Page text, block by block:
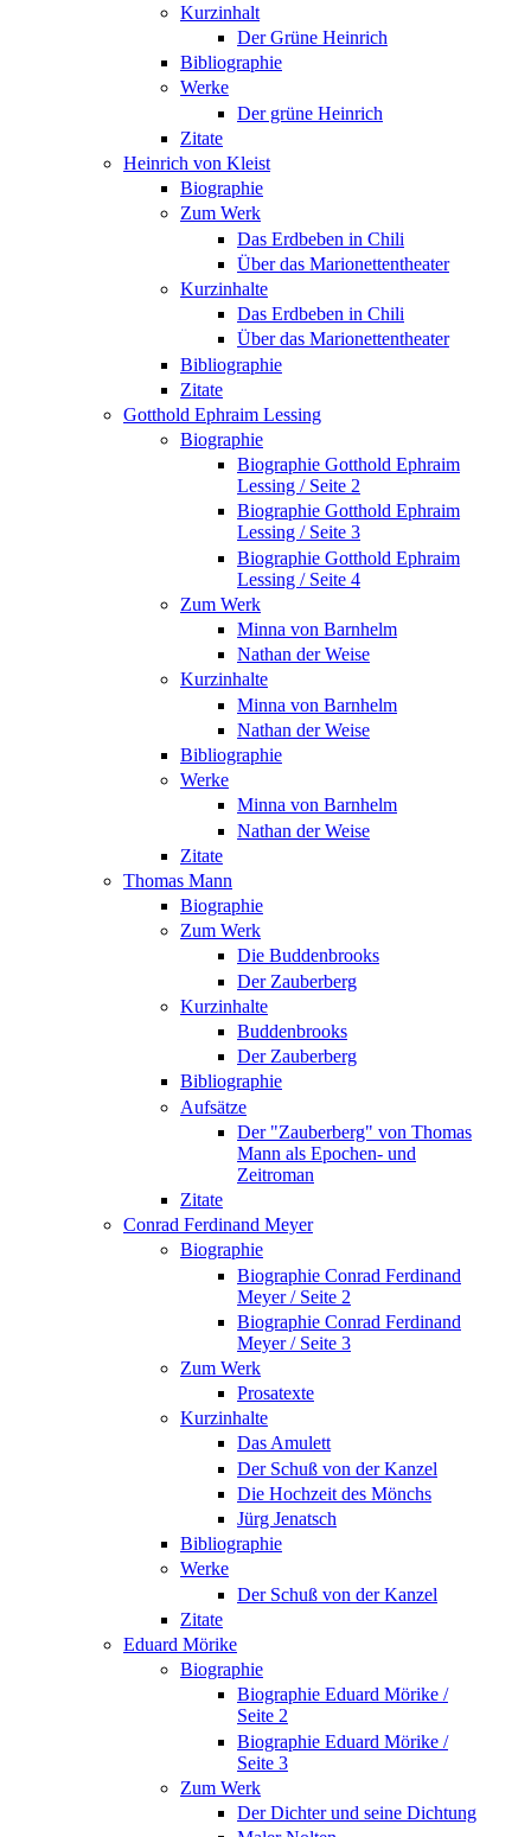
Kurzinhalt
Der Grüne Heinrich
Bibliographie
Werke
Der grüne Heinrich
Zitate
Heinrich von Kleist
Biographie
Zum Werk
Das Erdbeben in Chili
Über das Marionettentheater
Kurzinhalte
Das Erdbeben in Chili
Über das Marionettentheater
Bibliographie
Zitate
Gotthold Ephraim Lessing
Biographie
Biographie Gotthold Ephraim
Lessing / Seite 2
Biographie Gotthold Ephraim
Lessing / Seite 3
Biographie Gotthold Ephraim
Lessing / Seite 4
Zum Werk
Minna von Barnhelm
Nathan der Weise
Kurzinhalte
Minna von Barnhelm
Nathan der Weise
Bibliographie
Werke
Minna von Barnhelm
Nathan der Weise
Zitate
Thomas Mann
Biographie
Zum Werk
Die Buddenbrooks
Der Zauberberg
Kurzinhalte
Buddenbrooks
Der Zauberberg
Bibliographie
Aufsätze
Der "Zauberberg" von Thomas
Mann als Epochen- und
Zeitroman
Zitate
Conrad Ferdinand Meyer
Biographie
Biographie Conrad Ferdinand
Meyer / Seite 2
Biographie Conrad Ferdinand
Meyer / Seite 3
Zum Werk
Prosatexte
Kurzinhalte
Das Amulett
Der Schuß von der Kanzel
Die Hochzeit des Mönchs
Jürg Jenatsch
Bibliographie
Werke
Der Schuß von der Kanzel
Zitate
Eduard Mörike
Biographie
Biographie Eduard Mörike /
Seite 2
Biographie Eduard Mörike /
Seite 3
Zum Werk
Der Dichter und seine Dichtung